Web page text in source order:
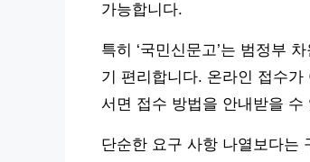
가능합니다.
특히 ‘국민신문고’는 범정부
기 편리합니다. 온라인 접수
서면 접수 방법을 안내받을 수
단순한 요구 사항 나열보다는